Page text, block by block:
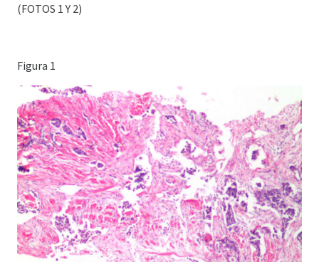
(FOTOS 1 Y 2)
Figura 1